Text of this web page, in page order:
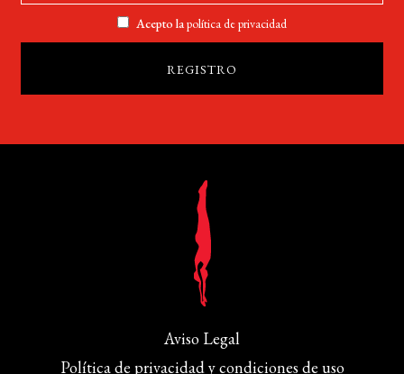
Acepto lapolítica de privacidad
Aviso Legal
Política de privacidad y condiciones de uso